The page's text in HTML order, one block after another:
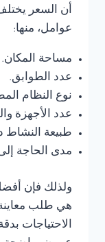
أن السعر
عوامل، منها:
مساحة المكان.
عدد الطوابق.
نوع النظام
عدد الأجهزة
طبيعة النشاط
مدى الحاجة
ولذلك فإن
هي طلب معاينة
الاحتياجات